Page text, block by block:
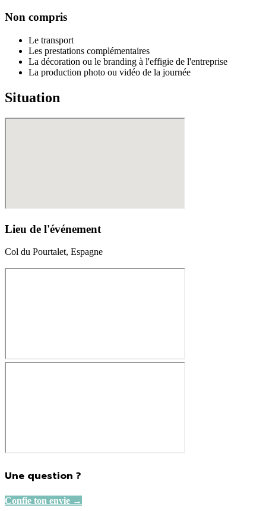
Non compris
Le transport
Les prestations complémentaires
La décoration ou le branding à l'effigie de l'entreprise
La production photo ou vidéo de la journée
Situation
Lieu de l'événement
Col du Pourtalet, Espagne
Une question ?
Confie ton envie →